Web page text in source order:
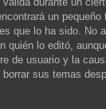
un pequeño
que lo ha sido. No
quién lo editó,
de usuario y la
sus temas